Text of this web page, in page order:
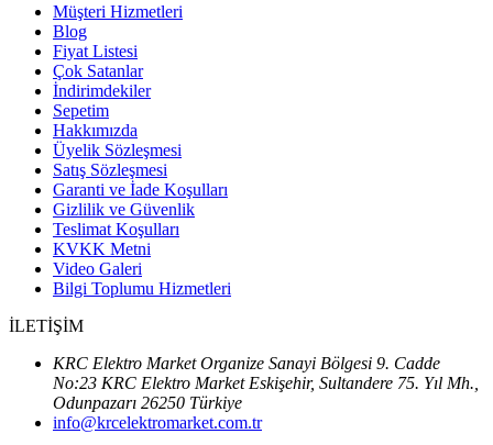
Müşteri Hizmetleri
Blog
Fiyat Listesi
Çok Satanlar
İndirimdekiler
Sepetim
Hakkımızda
Üyelik Sözleşmesi
Satış Sözleşmesi
Garanti ve İade Koşulları
Gizlilik ve Güvenlik
Teslimat Koşulları
KVKK Metni
Video Galeri
Bilgi Toplumu Hizmetleri
İLETİŞİM
KRC Elektro Market Organize Sanayi Bölgesi 9. Cadde
No:23 KRC Elektro Market Eskişehir, Sultandere 75. Yıl Mh.,
Odunpazarı 26250 Türkiye
info@krcelektromarket.com.tr